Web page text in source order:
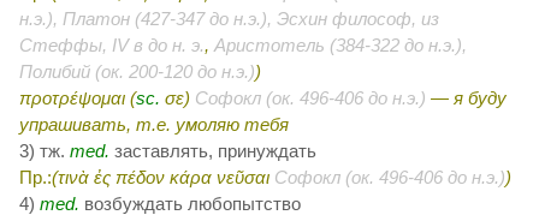
н.э.), Платон (427-347 до н.э.), Эсхин философ, из
Стеффы, IV в до н. э., Аристотель (384-322 до н.э.),
Полибий (ок. 200-120 до н.э.))
προτρέψομαι (sc. σε) Софокл (ок. 496-406 до н.э.) — я буду
упрашивать, т.е. умоляю тебя
3) тж. med. заставлять, принуждать
Пр.:(τινὰ ἐς πέδον κάρα νεῦσαι Софокл (ок. 496-406 до н.э.))
4) med. возбуждать любопытство